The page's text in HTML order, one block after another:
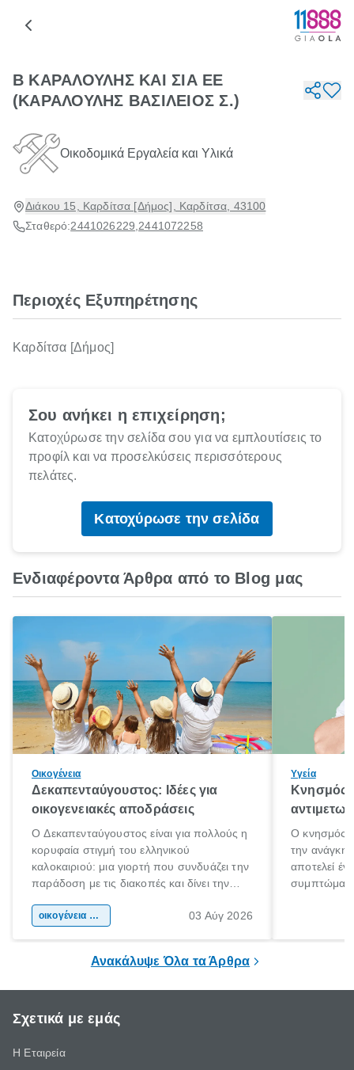
Β ΚΑΡΑΛΟΥΛΗΣ ΚΑΙ ΣΙΑ ΕΕ
(ΚΑΡΑΛΟΥΛΗΣ ΒΑΣΙΛΕΙΟΣ Σ.)
Οικοδομικά Εργαλεία και Υλικά
Διάκου 15, Καρδίτσα [Δήμος], Καρδίτσα, 43100
Σταθερό:2441026229 2441072258
Περιοχές Εξυπηρέτησης
Καρδίτσα [Δήμος]
Σου ανήκει η επιχείρηση;
Κατοχύρωσε την σελίδα σου για να εμπλουτίσεις το
προφίλ και να προσελκύσεις περισσότερους
πελάτες.
Κατοχύρωσε την σελίδα
Ενδιαφέροντα Άρθρα από το Blog μας
Οικογένεια
Δεκαπενταύγουστος: Ιδέες για
οικογενειακές αποδράσεις
Ο Δεκαπενταύγουστος είναι για πολλούς η
κορυφαία στιγμή του ελληνικού
καλοκαιριού: μια γιορτή που συνδυάζει την
παράδοση με τις διακοπές και δίνει την
χώρας. Είτε πρόκειται για λίγες μέρες
οικογένεια & παιδί 03 Αύγ 2026
Υγεία
Κνησμός:
Ο κνησμός
την ανάγκη
αποτελεί
Ανακάλυψε Όλα τα Άρθρα
Σχετικά με εμάς
Η Εταιρεία